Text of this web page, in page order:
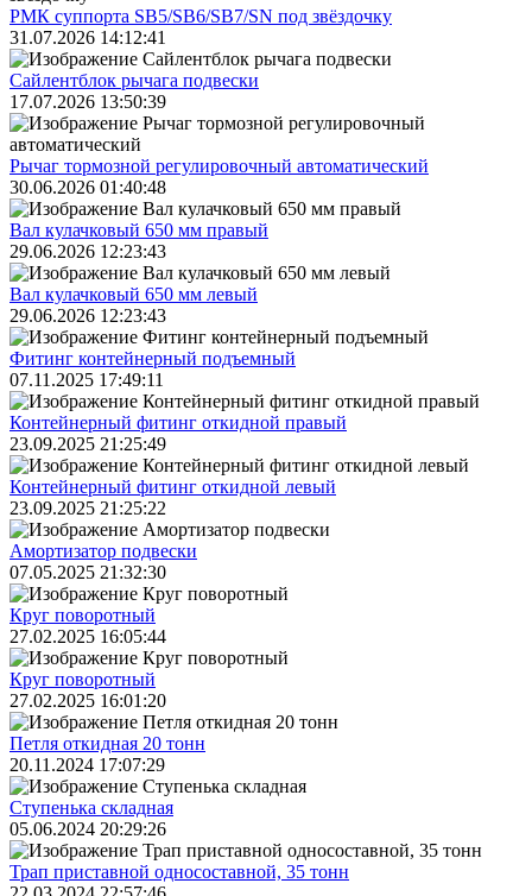
РМК суппорта SB5/SB6/SB7/SN под звёздочку
31.07.2026 14:12:41
Сайлентблок рычага подвески
17.07.2026 13:50:39
Рычаг тормозной регулировочный автоматический
30.06.2026 01:40:48
Вал кулачковый 650 мм правый
29.06.2026 12:23:43
Вал кулачковый 650 мм левый
29.06.2026 12:23:43
Фитинг контейнерный подъемный
07.11.2025 17:49:11
Контейнерный фитинг откидной правый
23.09.2025 21:25:49
Контейнерный фитинг откидной левый
23.09.2025 21:25:22
Амортизатор подвески
07.05.2025 21:32:30
Круг поворотный
27.02.2025 16:05:44
Круг поворотный
27.02.2025 16:01:20
Петля откидная 20 тонн
20.11.2024 17:07:29
Ступенька складная
05.06.2024 20:29:26
Трап приставной односоставной, 35 тонн